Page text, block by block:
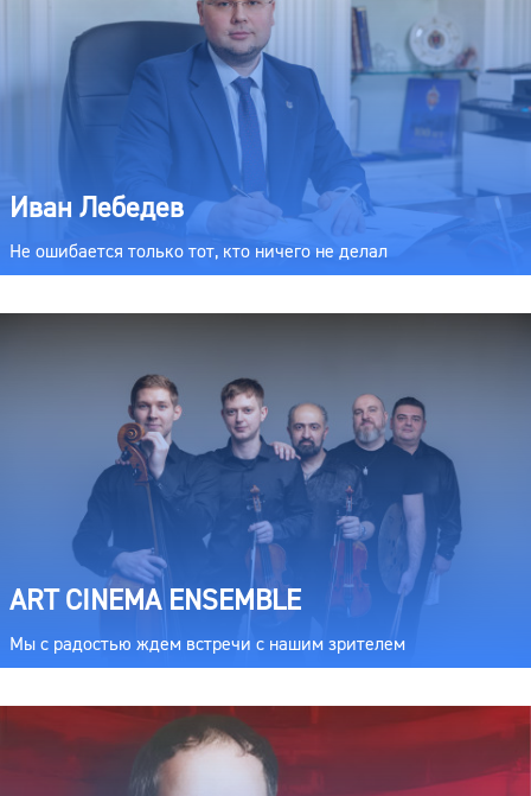
Иван Лебедев
Не ошибается только тот, кто ничего не делал
ART CINEMA ENSEMBLE
Мы с радостью ждем встречи с нашим зрителем